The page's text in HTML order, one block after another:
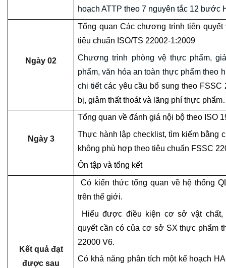
hoạch ATTP theo 7 nguyên tắc 12 bước
Ngày 02
Tổng quan Các chương trình tiên quyết
tiêu chuẩn ISO/TS 22002-1:2009
Chương trình phòng vệ thực phẩm,
phẩm, văn hóa an toàn thực phẩm theo
chi tiết các yêu cầu bổ sung theo FSSC
bị, giảm thất thoát và lãng phí thực
Ngày 3
Tổng quan về đánh giá nội bộ theo ISO
Thực hành lập checklist, tìm kiếm bằng
không phù hợp theo tiêu chuẩn FSSC
Ôn tập và tổng kết
Kết quả đạt
được sau
Có kiến thức tổng quan về hệ thống
trên thế giới.
Hiểu được điều kiện cơ sở vật chất,
quyết cần có của cơ sở SX thực phẩm
22000 V6.
Có khả năng phân tích một kế hoạch